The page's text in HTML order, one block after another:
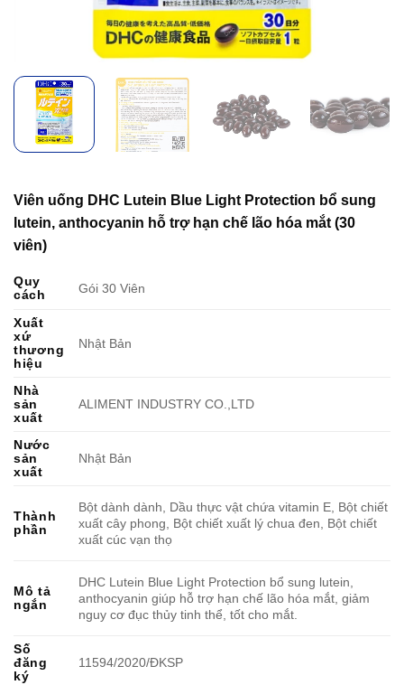
Viên uống DHC Lutein Blue Light Protection bổ sung
lutein, anthocyanin hỗ trợ hạn chế lão hóa mắt (30
viên)
Quy
cách
Gói 30 Viên
Xuất
xứ
thương
hiệu
Nhật Bản
Nhà
sản
xuất
ALIMENT INDUSTRY CO.,LTD
Nước
sản
xuất
Nhật Bản
Thành
phần
Bột dành dành, Dầu thực vật chứa vitamin E, Bột chiết
xuất cây phong, Bột chiết xuất lý chua đen, Bột chiết
xuất cúc vạn thọ
Mô tả
ngắn
DHC Lutein Blue Light Protection bổ sung lutein,
anthocyanin giúp hỗ trợ hạn chế lão hóa mắt, giảm
nguy cơ đục thủy tinh thể, tốt cho mắt.
Số
đăng
ký
11594/2020/ĐKSP